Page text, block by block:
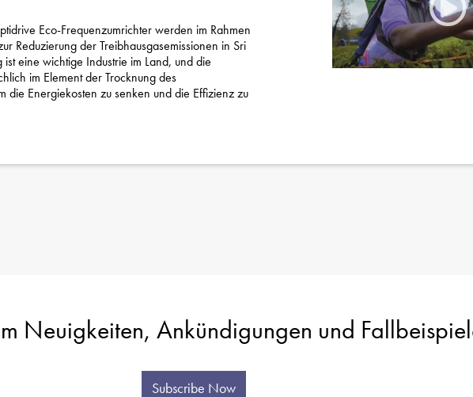
Eco-Frequenzumrichter werden im Rahmen
Reduzierung der Treibhausgasemissionen in Sri
eine wichtige Industrie im Land, und die
im Element der Trocknung des
die Energiekosten zu senken und die Effizienz zu
Neuigkeiten, Ankündigungen und
Subscribe Now